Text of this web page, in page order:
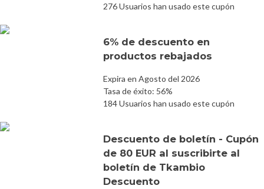
276 Usuarios han usado este cupón
6% de descuento en
productos rebajados
Expira en Agosto del 2026
Tasa de éxito: 56%
184 Usuarios han usado este cupón
Descuento de boletín - Cupón
de 80 EUR al suscribirte al
boletín de Tkambio
Descuento